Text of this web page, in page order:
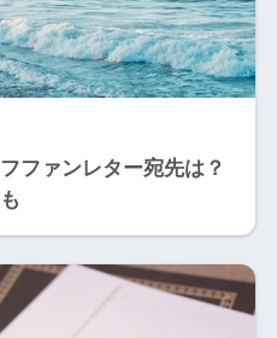
ファンレター宛先は？